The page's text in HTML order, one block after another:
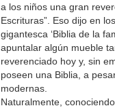
a los niños una gran
Escrituras”. Eso dijo en
gigantesca ‘Biblia de la
apuntalar algún mueble
reverenciado hoy y, sin
poseen una Biblia, a
modernas.
Naturalmente,